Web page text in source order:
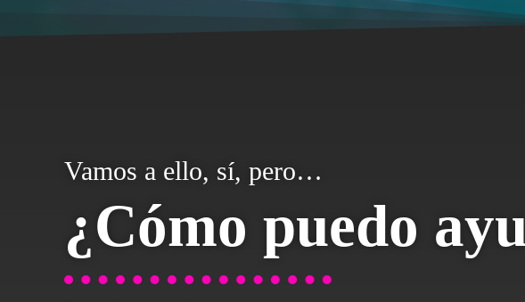
Vamos a ello, sí, pero…
¿Cómo puedo